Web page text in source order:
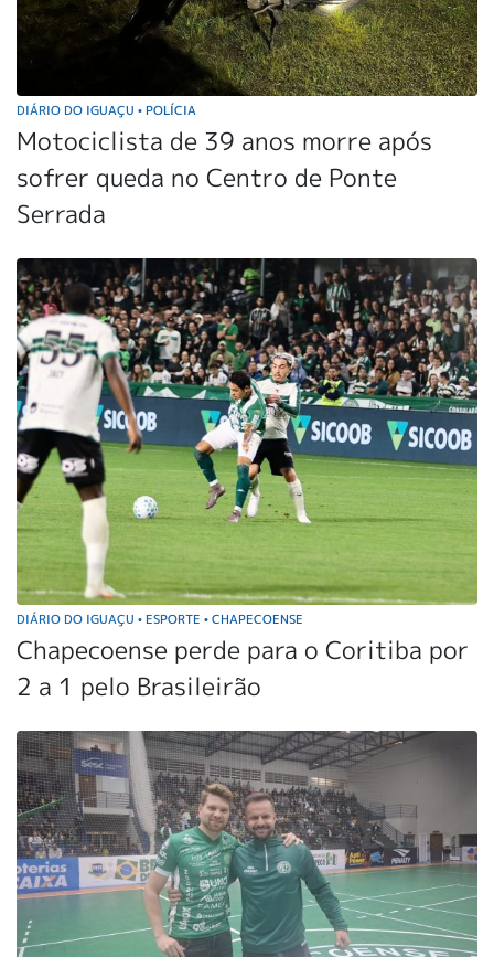
DIÁRIO DO IGUAÇU • POLÍCIA
Motociclista de 39 anos morre após
sofrer queda no Centro de Ponte
Serrada
DIÁRIO DO IGUAÇU • ESPORTE • CHAPECOENSE
Chapecoense perde para o Coritiba por
2 a 1 pelo Brasileirão